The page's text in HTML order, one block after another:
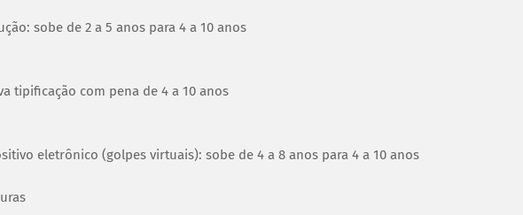
sobe de 2 a 5 anos para 4 a 10 anos
tipificação com pena de 4 a 10 anos
eletrônico (golpes virtuais): sobe de 4 a 8 anos para 4 a 10 anos